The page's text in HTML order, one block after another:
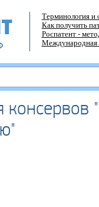
Терминология и
Как получить
Роспатент -
Международная
консервов